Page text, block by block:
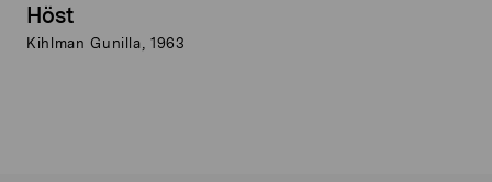
Höst
Kihlman Gunilla, 1963